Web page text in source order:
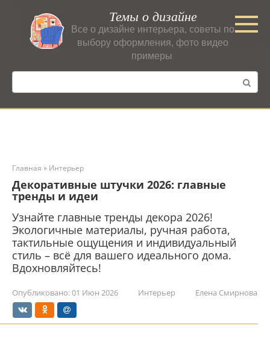
контенту
Темы о дизайне
Все о дизайне интерьера, советы по
выбору оформления, фото видео
примеры
Поиск:
Главная » Интерьер
Декоративные штучки 2026: главные
тренды и идеи
Узнайте главные тренды декора 2026!
Экологичные материалы, ручная работа,
тактильные ощущения и индивидуальный
стиль – всё для вашего идеального дома.
Вдохновляйтесь!
Опубликовано:01 Июн 2026 Интерьер Елена Смирнова